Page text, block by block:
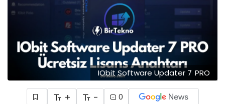
IObit Software Updater 7 PRO
+ - 0